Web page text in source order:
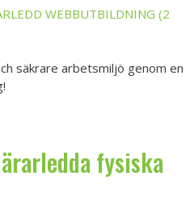
WEBBUTBILDNING (2
säkrare arbetsmiljö genom en
fysiska